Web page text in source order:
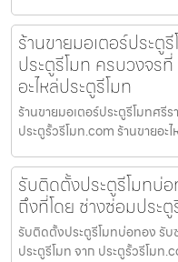
ร้านขายมอเตอร์ประตู
ประตูรีโมท ครบวงจร
อะไหล่ประตูรีโมท
ร้านขายมอเตอร์ประตูรีโมทศรี
ประตูรั้วรีโมท.com ร้านขายอ
รับติดตั้งประตูรีโมทบ่
ถึงที่โดย ช่างซ่อมประ
รับติดตั้งประตูรีโมทบ่อทอง รั
ประตูรีโมท จาก ประตูรั้วรีโม